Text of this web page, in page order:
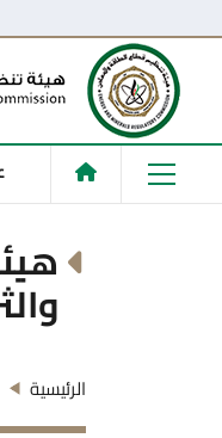
الرئيسية